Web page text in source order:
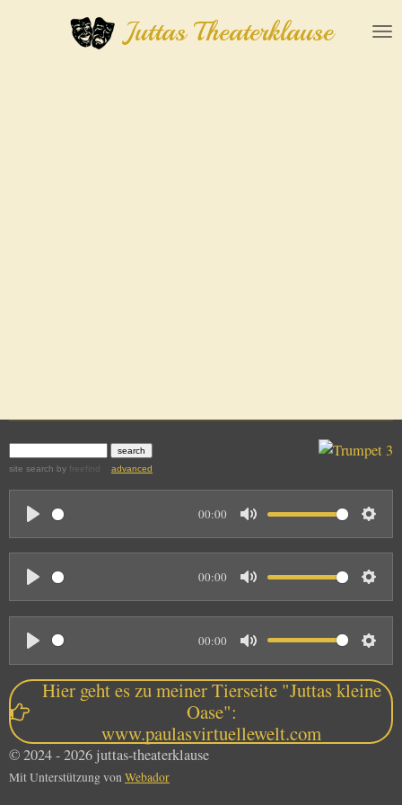
Hauptinhalt
Juttas Theaterklause
site search by freefind advanced
P
l
a
y
00:00
M
u
t
e
S
e
t
t
i
g
s
P
l
a
y
00:00
M
u
t
e
S
e
t
t
i
g
P
l
00:00
M
u
e
S
e
Hier geht es zu meiner Tierseite "Juttas kleine
Oase":
www.paulasvirtuellewelt.com
© 2024 - 2026 juttas-theaterklause
Mit Unterstützung vonWebador